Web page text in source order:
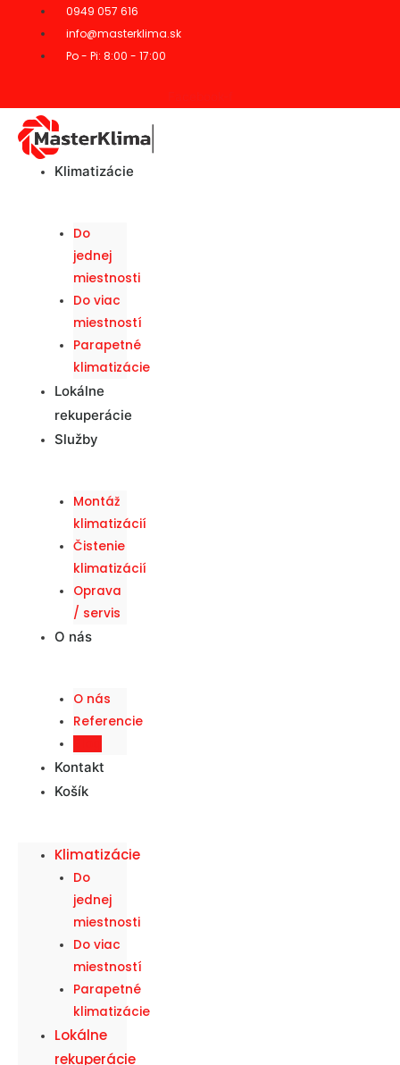
0949 057 616
info@masterklima.sk
Po - Pi: 8:00 - 17:00
Klimatizácie
Do
jednej
miestnosti
Do viac
miestností
Parapetné
klimatizácie
Lokálne
rekuperácie
Služby
Montáž
klimatizácií
Čistenie
klimatizácií
Oprava
/ servis
O nás
O nás
Referencie
Kontakt
Košík
Klimatizácie
Do
jednej
miestnosti
Do viac
miestností
Parapetné
klimatizácie
Lokálne
rekuperácie